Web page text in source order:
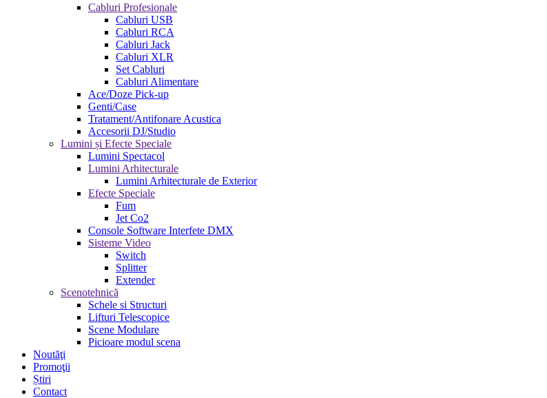
Cabluri Profesionale
Cabluri USB
Cabluri RCA
Cabluri Jack
Cabluri XLR
Set Cabluri
Cabluri Alimentare
Ace/Doze Pick-up
Genti/Case
Tratament/Antifonare Acustica
Accesorii DJ/Studio
Lumini și Efecte Speciale
Lumini Spectacol
Lumini Arhitecturale
Lumini Arhitecturale de Exterior
Efecte Speciale
Fum
Jet Co2
Console Software Interfete DMX
Sisteme Video
Switch
Splitter
Extender
Scenotehnică
Schele si Structuri
Lifturi Telescopice
Scene Modulare
Picioare modul scena
Noutăţi
Promoţii
Știri
Contact